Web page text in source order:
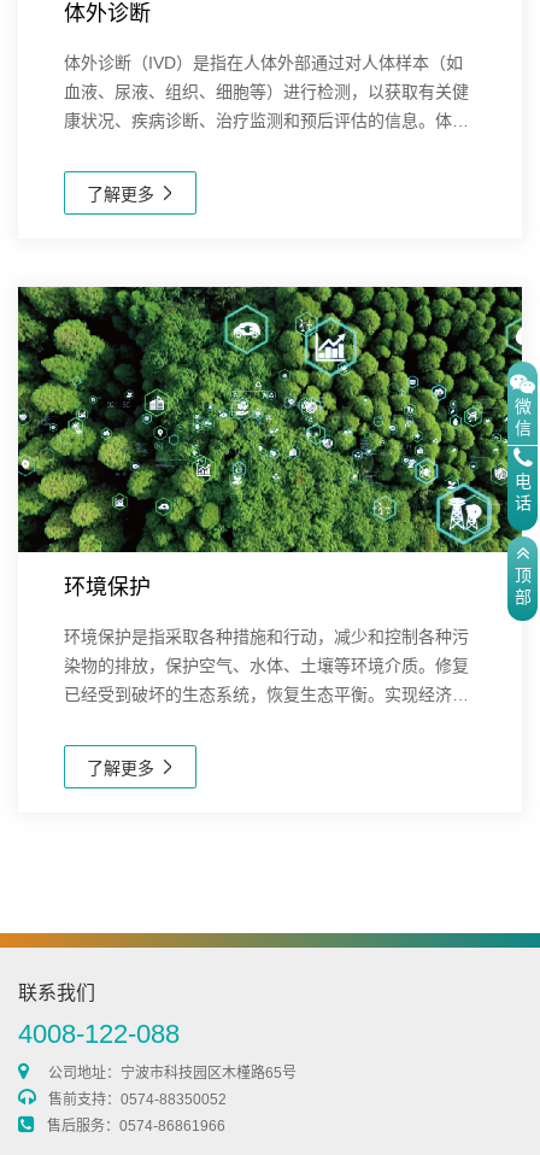
体外诊断
体外诊断（IVD）是指在人体外部通过对人体样本（如
血液、尿液、组织、细胞等）进行检测，以获取有关健
康状况、疾病诊断、治疗监测和预后评估的信息。体外
助于疾病的早期发现和诊断，还能指导治疗方案的选...
了解更多
环境保护
环境保护是指采取各种措施和行动，减少和控制各种污
染物的排放，保护空气、水体、土壤等环境介质。修复
已经受到破坏的生态系统，恢复生态平衡。实现经济发
展。新芝生物在环境保护领域提供了多种先进的仪器和
解...
了解更多
联系我们
4008-122-088
公司地址：宁波市科技园区木槿路65号
售前支持：0574-88350052
售后服务：0574-86861966
微
信
电
话
顶
部